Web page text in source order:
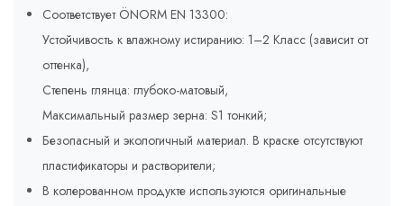
Соответствует ÖNORM EN 13300:
Устойчивость к влажному истиранию: 1–2 Класс (зависит от
оттенка),
Степень глянца: глубоко-матовый,
Максимальный размер зерна: S1 тонкий;
Безопасный и экологичный материал. В краске отсутствуют
пластификаторы и растворители;
В колерованном продукте используются оригинальные